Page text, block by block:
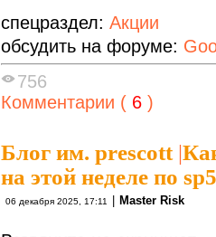
спецраздел: Акции
обсудить на форуме:
756
Комментарии ( 6 )
Блог им. prescott|
на этой неделе по
06 декабря 2025, 17:11 | Master Risk